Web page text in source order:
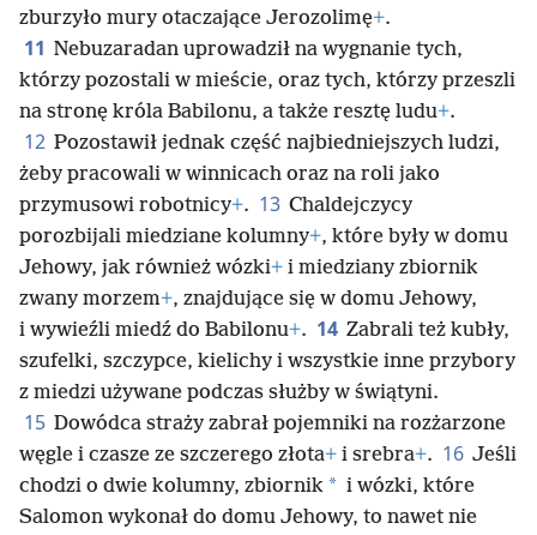
zburzyło mury otaczające Jerozolimę+.
11 Nebuzaradan uprowadził na wygnanie tych,
którzy pozostali w mieście, oraz tych, którzy przeszli
na stronę króla Babilonu, a także resztę ludu+.
12 Pozostawił jednak część najbiedniejszych ludzi,
żeby pracowali w winnicach oraz na roli jako
przymusowi robotnicy+. 13 Chaldejczycy
porozbijali miedziane kolumny+, które były w domu
Jehowy, jak również wózki+ i miedziany zbiornik
zwany morzem+, znajdujące się w domu Jehowy,
i wywieźli miedź do Babilonu+. 14 Zabrali też kubły,
szufelki, szczypce, kielichy i wszystkie inne przybory
z miedzi używane podczas służby w świątyni.
15 Dowódca straży zabrał pojemniki na rozżarzone
węgle i czasze ze szczerego złota+ i srebra+. 16 Jeśli
chodzi o dwie kolumny, zbiornik * i wózki, które
Salomon wykonał do domu Jehowy, to nawet nie